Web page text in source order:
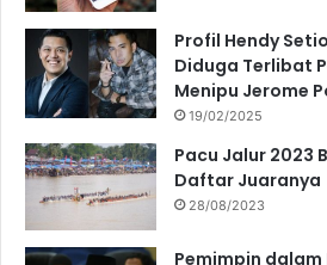
Profil Hendy
Diduga Terlibat
Menipu Jerome
19/02/2025
Pacu Jalur 2023
Daftar Juaranya
28/08/2023
Pemimpin